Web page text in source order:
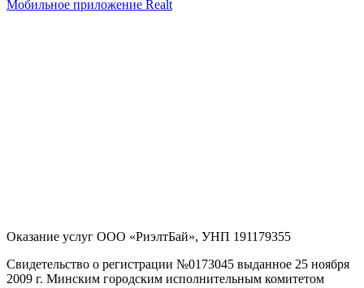
Мобильное приложение Realt
Оказание услуг ООО «РиэлтБай», УНП 191179355
Свидетельство о регистрации №0173045 выданное 25 ноября
2009 г. Минским городским исполнительным комитетом